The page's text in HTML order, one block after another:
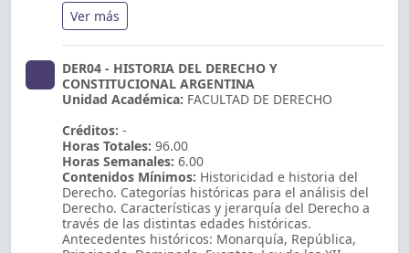
Ver más
DER04 - HISTORIA DEL DERECHO Y
CONSTITUCIONAL ARGENTINA
Unidad Académica: FACULTAD DE DERECHO
Créditos: -
Horas Totales: 96.00
Horas Semanales: 6.00
Contenidos Mínimos: Historicidad e historia del
Derecho. Categorías históricas para el análisis del
Derecho. Características y jerarquía del Derecho a
través de las distintas edades históricas.
Antecedentes históricos: Monarquía, República,